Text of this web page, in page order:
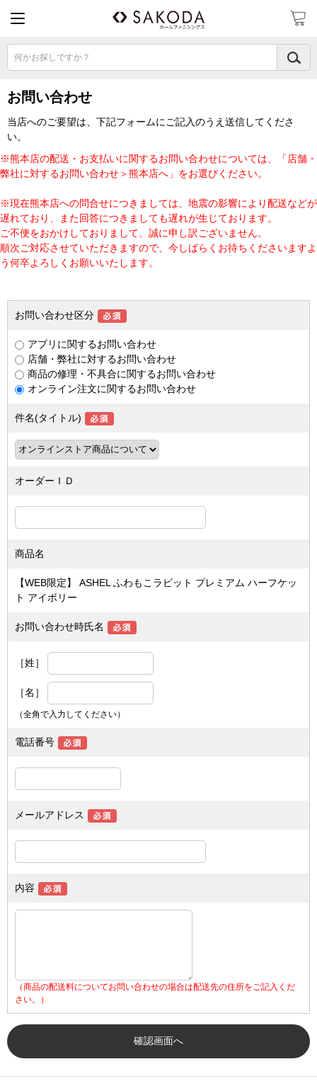
何かお探しですか？
お問い合わせ
当店へのご要望は、下記フォームにご記入のうえ送信してくださ
い。
※熊本店の配送・お支払いに関するお問い合わせについては、「店舗・
弊社に対するお問い合わせ＞熊本店へ」をお選びください。
※現在熊本店への問合せにつきましては、地震の影響により配送などが
遅れており、また回答につきましても遅れが生じております。
ご不便をおかけしておりまして、誠に申し訳ございません。
順次ご対応させていただきますので、今しばらくお待ちくださいますよ
う何卒よろしくお願いいたします。
お問い合わせ区分
アプリに関するお問い合わせ
店舗・弊社に対するお問い合わせ
商品の修理・不具合に関するお問い合わせ
オンライン注文に関するお問い合わせ
件名(タイトル)
オーダーＩＤ
商品名
【WEB限定】 ASHEL ふわもこラビット プレミアム ハーフケッ
ト アイボリー
お問い合わせ時氏名
［姓］
［名］
（全角で入力してください）
電話番号
メールアドレス
内容
（商品の配送料についてお問い合わせの場合は配送先の住所をご記入くだ
さい。）